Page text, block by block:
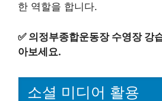
한 역할을 합니다.
✅ 의정부종합운동장 수영장 강
아보세요.
소셜 미디어 활용